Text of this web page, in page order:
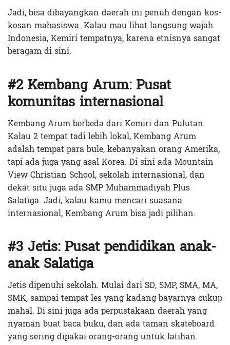
Jadi, bisa dibayangkan daerah ini penuh dengan kos-
kosan mahasiswa. Kalau mau lihat langsung wajah
Indonesia, Kemiri tempatnya, karena etnisnya sangat
beragam di sini.
#2 Kembang Arum: Pusat
komunitas internasional
Kembang Arum berbeda dari Kemiri dan Pulutan.
Kalau 2 tempat tadi lebih lokal, Kembang Arum
adalah tempat para bule, kebanyakan orang Amerika,
tapi ada juga yang asal Korea. Di sini ada Mountain
View Christian School, sekolah internasional, dan
dekat situ juga ada SMP Muhammadiyah Plus
Salatiga. Jadi, kalau kamu mencari suasana
internasional, Kembang Arum bisa jadi pilihan.
#3 Jetis: Pusat pendidikan anak-
anak Salatiga
Jetis dipenuhi sekolah. Mulai dari SD, SMP, SMA, MA,
SMK, sampai tempat les yang kadang bayarnya cukup
mahal. Di sini juga ada perpustakaan daerah yang
nyaman buat baca buku, dan ada taman skateboard
yang sering dipakai orang-orang untuk latihan.